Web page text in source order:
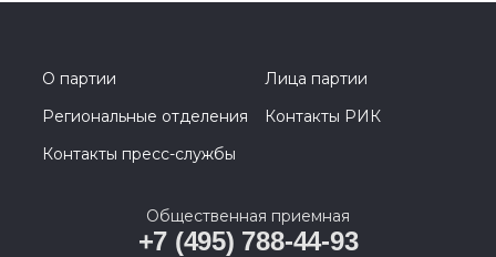
О партии
Лица партии
Региональные отделения
Контакты РИК
Контакты пресс-службы
Общественная приемная
+7 (495) 788-44-93